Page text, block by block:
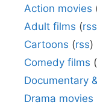
Action movies
Adult films (rss
Cartoons (rss)
Comedy films (
Documentary
Drama movies